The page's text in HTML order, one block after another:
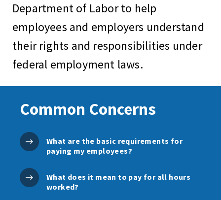
Department of Labor to help
employees and employers understand
their rights and responsibilities under
federal employment laws.
Common Concerns
What are the basic requirements for
paying my employees?
What does it mean to pay for all hours
worked?